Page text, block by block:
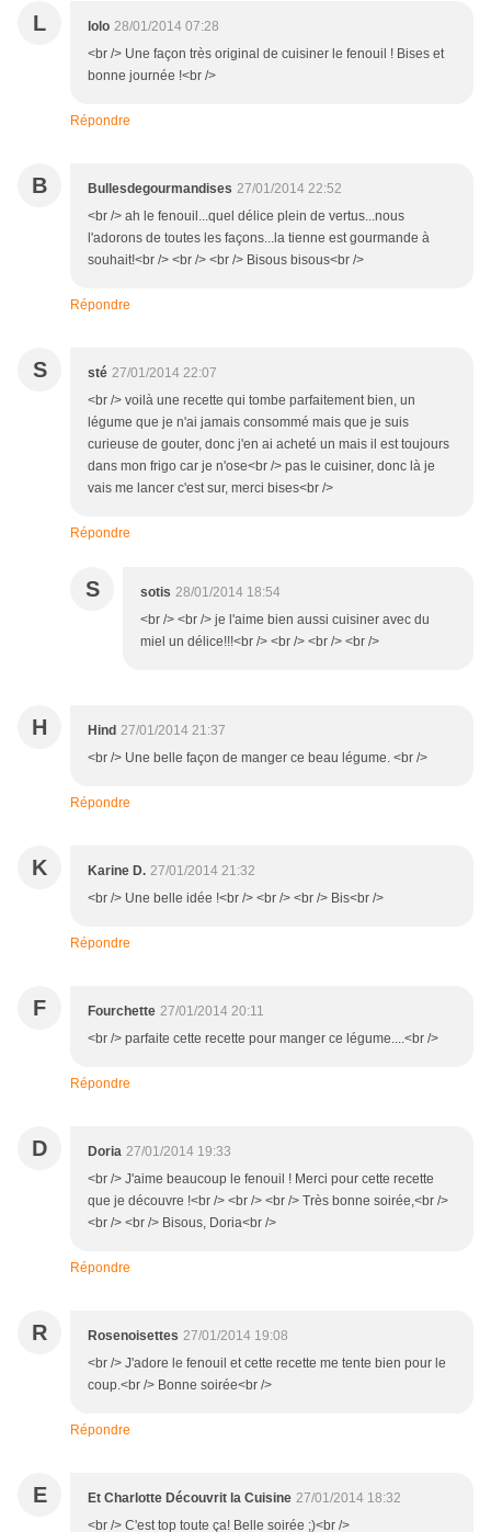
L lolo 28/01/2014 07:28
<br /> Une façon très original de cuisiner le fenouil ! Bises et
bonne journée !<br />
Répondre
B Bullesdegourmandises 27/01/2014 22:52
<br /> ah le fenouil...quel délice plein de vertus...nous
l'adorons de toutes les façons...la tienne est gourmande à
souhait!<br /> <br /> <br /> Bisous bisous<br />
Répondre
S sté 27/01/2014 22:07
<br /> voilà une recette qui tombe parfaitement bien, un
légume que je n'ai jamais consommé mais que je suis
curieuse de gouter, donc j'en ai acheté un mais il est toujours
dans mon frigo car je n'ose<br /> pas le cuisiner, donc là je
vais me lancer c'est sur, merci bises<br />
Répondre
S sotis 28/01/2014 18:54
<br /> <br /> je l'aime bien aussi cuisiner avec du
miel un délice!!!<br /> <br /> <br /> <br />
H Hind 27/01/2014 21:37
<br /> Une belle façon de manger ce beau légume. <br />
Répondre
K Karine D. 27/01/2014 21:32
<br /> Une belle idée !<br /> <br /> <br /> Bis<br />
Répondre
F Fourchette 27/01/2014 20:11
<br /> parfaite cette recette pour manger ce légume....<br />
Répondre
D Doria 27/01/2014 19:33
<br /> J'aime beaucoup le fenouil ! Merci pour cette recette
que je découvre !<br /> <br /> <br /> Très bonne soirée,<br />
<br /> <br /> Bisous, Doria<br />
Répondre
R Rosenoisettes 27/01/2014 19:08
<br /> J'adore le fenouil et cette recette me tente bien pour le
coup.<br /> Bonne soirée<br />
Répondre
E Et Charlotte Découvrit la Cuisine 27/01/2014 18:32
<br /> C'est top toute ça! Belle soirée ;)<br />